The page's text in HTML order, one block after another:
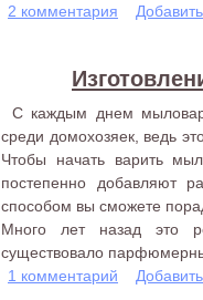
2 комментария
С каждым днем
среди домохозяек, ведь
Чтобы начать варить
постепенно добавляют
способом вы сможете
Много лет назад это
существовало
1 комментарий